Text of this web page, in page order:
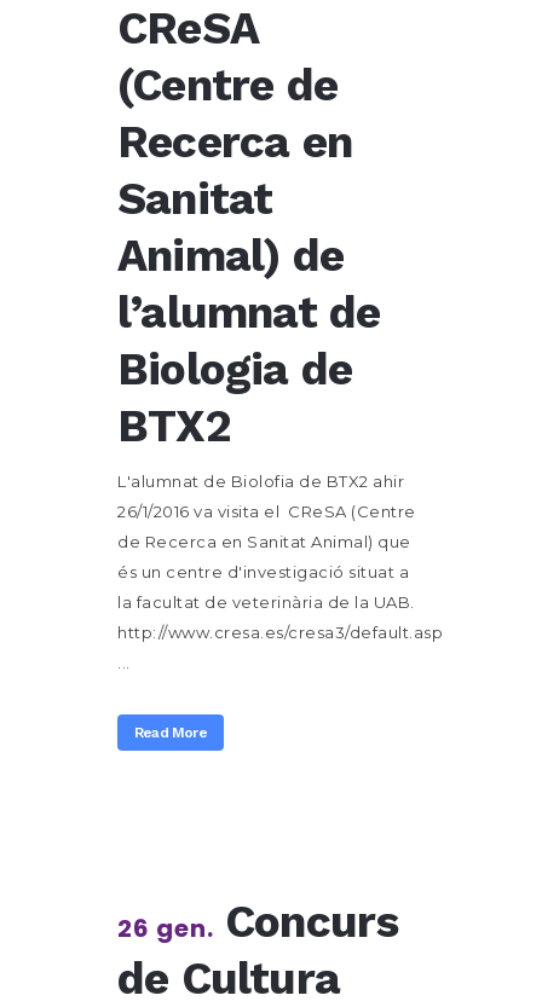
CReSA
(Centre de
Recerca en
Sanitat
Animal) de
l’alumnat de
Biologia de
BTX2
L'alumnat de Biolofia de BTX2 ahir
26/1/2016 va visita el CReSA (Centre
de Recerca en Sanitat Animal) que
és un centre d'investigació situat a
la facultat de veterinària de la UAB.
http://www.cresa.es/cresa3/default.asp
Read More
26 gen. Concurs
de Cultura